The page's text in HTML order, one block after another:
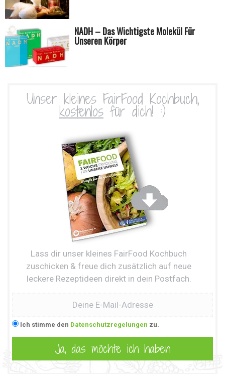
NADH – Das Wichtigste Molekül Für
Unseren Körper
Unser kleines FairFood Kochbuch,
kostenlos für dich! :)
Lass dir unser kleines FairFood Kochbuch
zuschicken & freue dich zusätzlich auf neue
leckere Rezeptideen direkt in dein Postfach.
Ich stimme den Datenschutzregelungen zu.